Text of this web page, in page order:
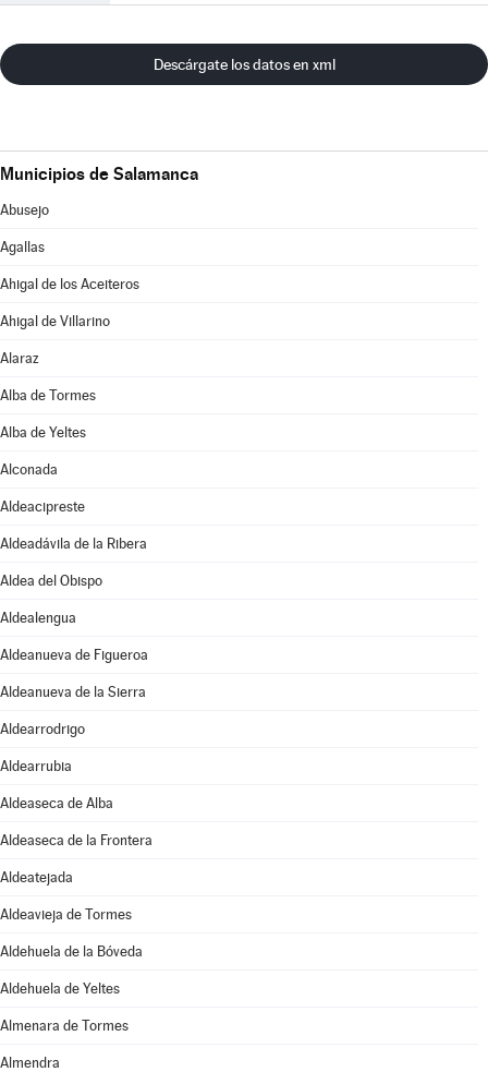
Descárgate los datos en xml
Municipios de Salamanca
Abusejo
Agallas
Ahigal de los Aceiteros
Ahigal de Villarino
Alaraz
Alba de Tormes
Alba de Yeltes
Alconada
Aldeacipreste
Aldeadávila de la Ribera
Aldea del Obispo
Aldealengua
Aldeanueva de Figueroa
Aldeanueva de la Sierra
Aldearrodrigo
Aldearrubia
Aldeaseca de Alba
Aldeaseca de la Frontera
Aldeatejada
Aldeavieja de Tormes
Aldehuela de la Bóveda
Aldehuela de Yeltes
Almenara de Tormes
Almendra